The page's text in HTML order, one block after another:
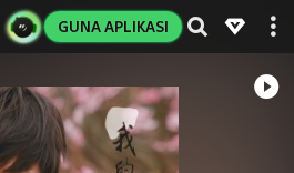
GUNA APLIKASI